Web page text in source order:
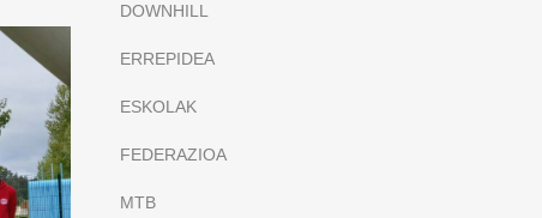
DOWNHILL
ERREPIDEA
ESKOLAK
FEDERAZIOA
MTB